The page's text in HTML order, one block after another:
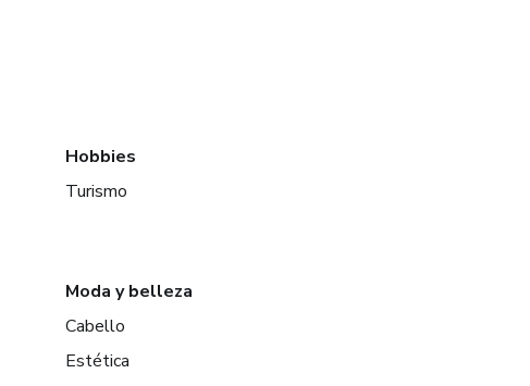
Hobbies
Turismo
Moda y belleza
Cabello
Estética